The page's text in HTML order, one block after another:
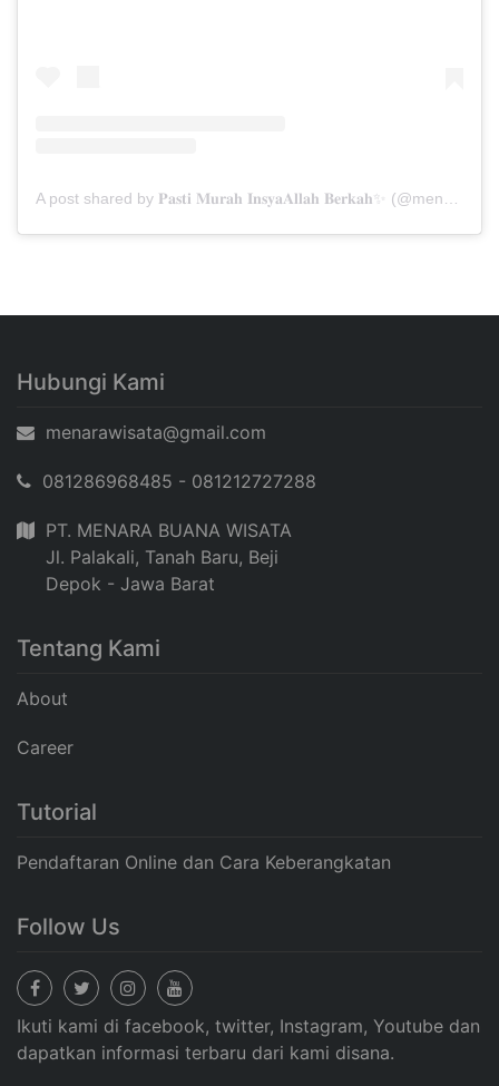
Hubungi Kami
menarawisata@gmail.com
081286968485 - 081212727288
PT. MENARA BUANA WISATA
Jl. Palakali, Tanah Baru, Beji
Depok - Jawa Barat
Tentang Kami
About
Career
Tutorial
Pendaftaran Online dan Cara Keberangkatan
Follow Us
Ikuti kami di facebook, twitter, Instagram, Youtube dan
dapatkan informasi terbaru dari kami disana.